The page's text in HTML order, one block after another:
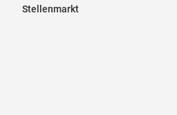
Stellenmarkt